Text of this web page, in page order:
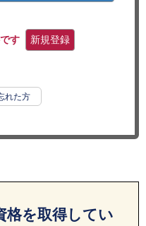
す 新規登録
れた方
格を取得してい